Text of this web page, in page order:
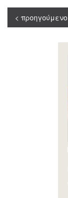
< προηγούμενο